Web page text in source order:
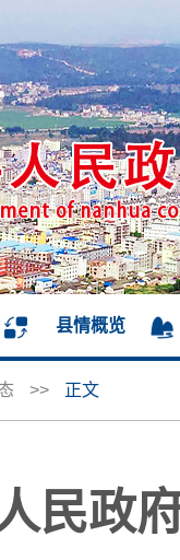
县情概览
>> 正文
民政